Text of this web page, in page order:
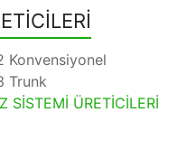
Konvensiyonel
Trunk
SİSTEMİ ÜRETİCİLERİ